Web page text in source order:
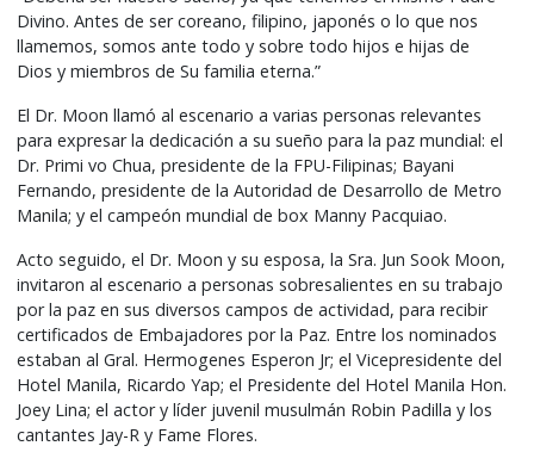
Divino. Antes de ser coreano, filipino, japonés o lo que nos
llamemos, somos ante todo y sobre todo hijos e hijas de
Dios y miembros de Su familia eterna.”
El Dr. Moon llamó al escenario a varias personas relevantes
para expresar la dedicación a su sueño para la paz mundial: el
Dr. Primi vo Chua, presidente de la FPU-Filipinas; Bayani
Fernando, presidente de la Autoridad de Desarrollo de Metro
Manila; y el campeón mundial de box Manny Pacquiao.
Acto seguido, el Dr. Moon y su esposa, la Sra. Jun Sook Moon,
invitaron al escenario a personas sobresalientes en su trabajo
por la paz en sus diversos campos de actividad, para recibir
certificados de Embajadores por la Paz. Entre los nominados
estaban al Gral. Hermogenes Esperon Jr; el Vicepresidente del
Hotel Manila, Ricardo Yap; el Presidente del Hotel Manila Hon.
Joey Lina; el actor y líder juvenil musulmán Robin Padilla y los
cantantes Jay-R y Fame Flores.